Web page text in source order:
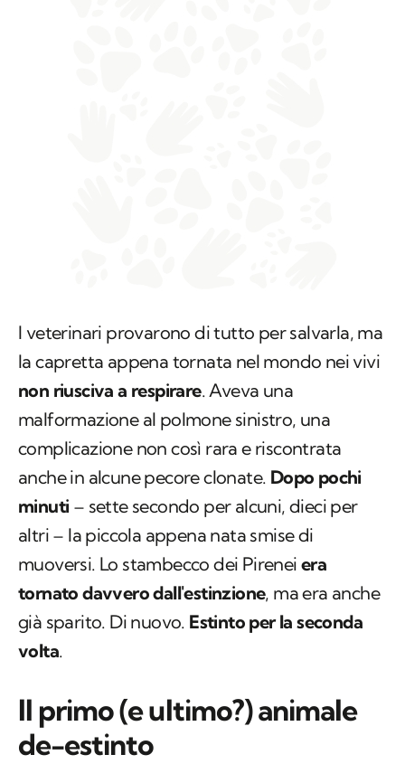
I veterinari provarono di tutto per salvarla, ma
la capretta appena tornata nel mondo nei vivi
non riusciva a respirare. Aveva una
malformazione al polmone sinistro, una
complicazione non così rara e riscontrata
anche in alcune pecore clonate. Dopo pochi
minuti – sette secondo per alcuni, dieci per
altri – la piccola appena nata smise di
muoversi. Lo stambecco dei Pirenei era
tornato davvero dall'estinzione, ma era anche
già sparito. Di nuovo. Estinto per la seconda
volta.
Il primo (e ultimo?) animale
de-estinto